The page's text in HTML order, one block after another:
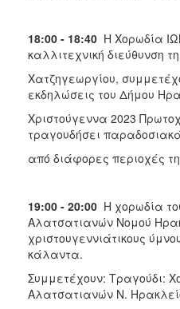
18:00 - 18:40 Η Χορωδία
καλλιτεχνική διεύθυνση
Χατζηγεωργίου,
εκδηλώσεις του Δήμου
Χριστούγεννα 2023
τραγουδήσει
από διάφορες περιοχές
19:00 - 20:00 Η χορωδία
Αλατσατιανών Νομού
χριστουγεννιάτικους
κάλαντα.
Συμμετέχουν: Τραγούδι:
Αλατσατιανών Ν.